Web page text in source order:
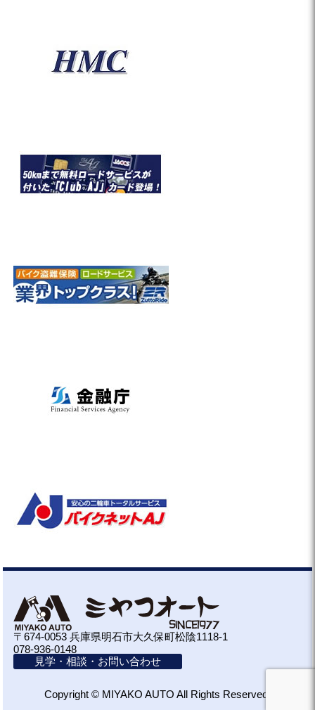
〒674-0053 兵庫県明石市大久保町松陰1118-1
078-936-0148
見学・相談・お問い合わせ
Copyright © MIYAKO AUTO All Rights Reserved.